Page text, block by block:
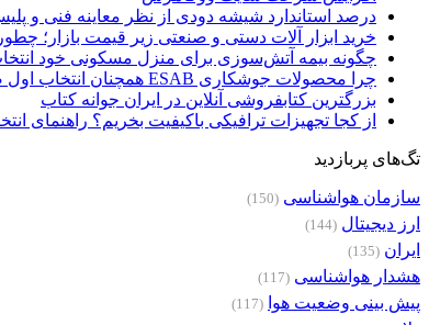
درصد استاندارد شیشه دودی از نظر معاینه فنی و
خرید ابزار آلات دستی و صنعتی زیر قیمت بازار؛
چگونه بیمه آتش‌سوزی برای منزل مسکونی خود
چرا محصولات جوشکاری ESAB همچنان انتخاب اول صنایع بزرگ هستند؟
بزرگترین کتابفروشی آنلاین در ایران جوانه کتاب
از کجا تجهیزات ترافیکی باکیفیت بخریم؟ راهنمای
تگ‌های پربازدید
سازمان هواشناسی (150)
ارز دیجیتال (144)
ایران (135)
هشدار هواشناسی (117)
پیش بینی وضعیت هوا (117)